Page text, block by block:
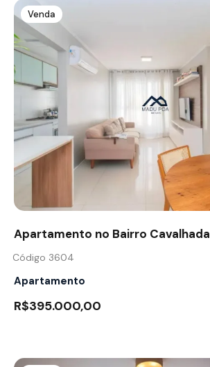
Venda
Apartamento no Bairro Cavalhada
Código 3604
Apartamento
R$395.000,00